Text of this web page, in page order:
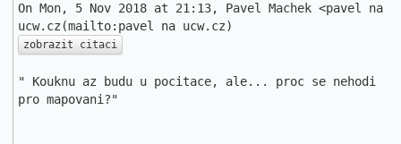
On Mon, 5 Nov 2018 at 21:13, Pavel Machek <pavel na
zobrazit citaci
" Kouknu az budu u pocitace, ale... proc se nehodi
pro mapovani?"